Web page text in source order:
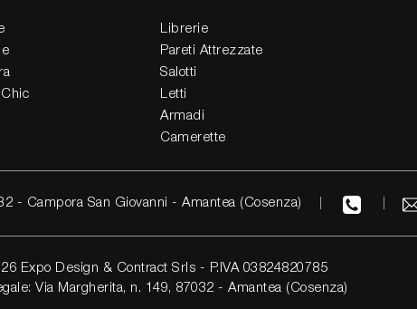
Librerie
Pareti Attrezzate
Salotti
Letti
Armadi
Camerette
- Campora San Giovanni - Amantea (Cosenza)
Expo Design & Contract Srls - P.IVA 03824820785
Via Margherita, n. 149, 87032 - Amantea (Cosenza)